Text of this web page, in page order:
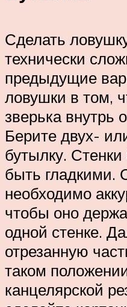
Сделать
технически
предыдущие
ловушки в том,
зверька внутрь
Берите двух-
бутылку.
быть гладкими.
необходимо
чтобы оно
одной стенке.
отрезанную
таком
канцелярской